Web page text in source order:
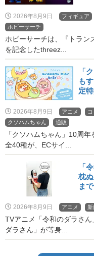
2026年8月9日 フィギュア
ホビーサーチ
ホビーサーチは、『トラン
を記念したthreez...
「
も
定
2026年8月9日 アニメ
クソハムちゃん
通販
「クソハムちゃん」10周
全40種が、ECサイ...
「
枕
ま
2026年8月9日 アニメ
TVアニメ「令和のダラさ
ダラさん」が等身...